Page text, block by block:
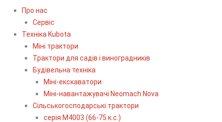
Про нас
Сервіс
Технiка Kubota
Міні трактори
Трактори для садів і виноградників
Будівельна техніка
Міні-екскаватори
Міні-навантажувачі Neomach Nova
Сільськогосподарські трактори
серія М4003 (66-75 к.с.)